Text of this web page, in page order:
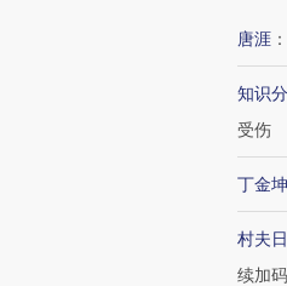
唐涯 ：
知识
受伤
丁金坤
村夫
续加码